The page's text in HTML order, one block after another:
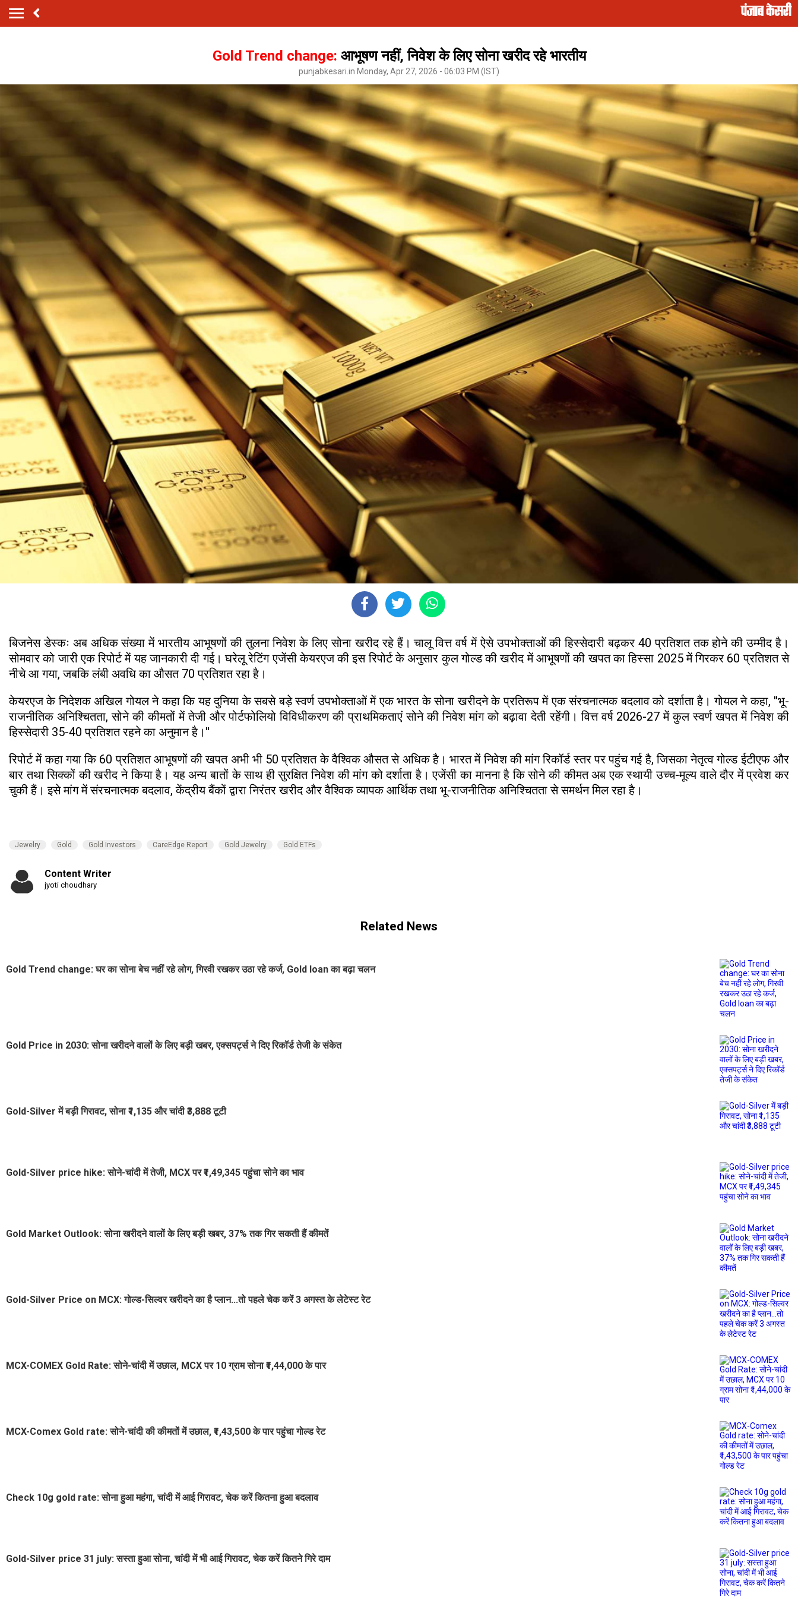
Gold Trend change: आभूषण नहीं, निवेश के लिए सोना खरीद रहे भारतीय
punjabkesari.in Monday, Apr 27, 2026 - 06:03 PM (IST)
बिजनेस डेस्कः अब अधिक संख्या में भारतीय आभूषणों की तुलना निवेश के लिए सोना खरीद रहे हैं। चालू वित्त वर्ष में ऐसे उपभोक्ताओं की हिस्सेदारी बढ़कर 40 प्रतिशत तक होने की उम्मीद है।
सोमवार को जारी एक रिपोर्ट में यह जानकारी दी गई। घरेलू रेटिंग एजेंसी केयरएज की इस रिपोर्ट के अनुसार कुल गोल्ड की खरीद में आभूषणों की खपत का हिस्सा 2025 में गिरकर 60 प्रतिशत से
नीचे आ गया, जबकि लंबी अवधि का औसत 70 प्रतिशत रहा है।
केयरएज के निदेशक अखिल गोयल ने कहा कि यह दुनिया के सबसे बड़े स्वर्ण उपभोक्ताओं में एक भारत के सोना खरीदने के प्रतिरूप में एक संरचनात्मक बदलाव को दर्शाता है। गोयल ने कहा, ''भू-
राजनीतिक अनिश्चितता, सोने की कीमतों में तेजी और पोर्टफोलियो विविधीकरण की प्राथमिकताएं सोने की निवेश मांग को बढ़ावा देती रहेंगी। वित्त वर्ष 2026-27 में कुल स्वर्ण खपत में निवेश की
हिस्सेदारी 35-40 प्रतिशत रहने का अनुमान है।''
रिपोर्ट में कहा गया कि 60 प्रतिशत आभूषणों की खपत अभी भी 50 प्रतिशत के वैश्विक औसत से अधिक है। भारत में निवेश की मांग रिकॉर्ड स्तर पर पहुंच गई है, जिसका नेतृत्व गोल्ड ईटीएफ और
बार तथा सिक्कों की खरीद ने किया है। यह अन्य बातों के साथ ही सुरक्षित निवेश की मांग को दर्शाता है। एजेंसी का मानना है कि सोने की कीमत अब एक स्थायी उच्च-मूल्य वाले दौर में प्रवेश कर
चुकी हैं। इसे मांग में संरचनात्मक बदलाव, केंद्रीय बैंकों द्वारा निरंतर खरीद और वैश्विक व्यापक आर्थिक तथा भू-राजनीतिक अनिश्चितता से समर्थन मिल रहा है।
Jewelry Gold Gold Investors CareEdge Report Gold Jewelry Gold ETFs
Content Writer
jyoti choudhary
Related News
Gold Trend change: घर का सोना बेच नहीं रहे लोग, गिरवी रखकर उठा रहे कर्ज, Gold loan का बढ़ा चलन
Gold Price in 2030: सोना खरीदने वालों के लिए बड़ी खबर, एक्सपर्ट्स ने दिए रिकॉर्ड तेजी के संकेत
Gold-Silver में बड़ी गिरावट, सोना ₹1,135 और चांदी ₹3,888 टूटी
Gold-Silver price hike: सोने-चांदी में तेजी, MCX पर ₹1,49,345 पहुंचा सोने का भाव
Gold Market Outlook: सोना खरीदने वालों के लिए बड़ी खबर, 37% तक गिर सकती हैं कीमतें
Gold-Silver Price on MCX: गोल्ड-सिल्वर खरीदने का है प्लान...तो पहले चेक करें 3 अगस्त के लेटेस्ट रेट
MCX-COMEX Gold Rate: सोने-चांदी में उछाल, MCX पर 10 ग्राम सोना ₹1,44,000 के पार
MCX-Comex Gold rate: सोने-चांदी की कीमतों में उछाल, ₹1,43,500 के पार पहुंचा गोल्ड रेट
Check 10g gold rate: सोना हुआ महंगा, चांदी में आई गिरावट, चेक करें कितना हुआ बदलाव
Gold-Silver price 31 july: सस्ता हुआ सोना, चांदी में भी आई गिरावट, चेक करें कितने गिरे दाम